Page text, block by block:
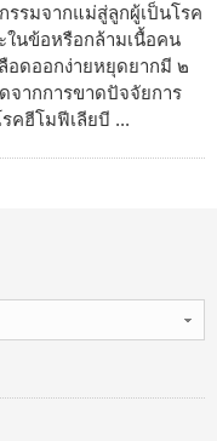
รรมจากแม่สู่ลูกผู้เป็นโรค
ในข้อหรือกล้ามเนื้อคน
อดออกง่ายหยุดยากมี ๒
จากการขาดปัจจัยการ
คฮีโมฟีเลียบี ...